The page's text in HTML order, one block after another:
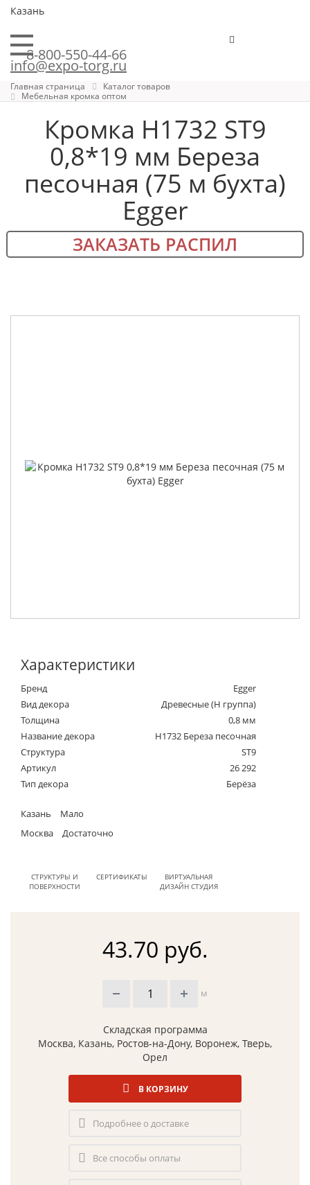
Казань
8-800-550-44-66
info@expo-torg.ru
Главная страница
Каталог товаров
Мебельная кромка оптом
Кромка H1732 ST9
0,8*19 мм Береза
песочная (75 м бухта)
Egger
ЗАКАЗАТЬ РАСПИЛ
Характеристики
Бренд
Egger
Вид декора
Древесные (Н группа)
Толщина
0,8 мм
Название декора
H1732 Береза песочная
Структура
ST9
Артикул
26 292
Тип декора
Берёза
Казань
Мало
Москва
Достаточно
СТРУКТУРЫ И
ПОВЕРХНОСТИ
СЕРТИФИКАТЫ
ВИРТУАЛЬНАЯ
ДИЗАЙН СТУДИЯ
43.70 руб.
м
Складская программа
Москва, Казань, Ростов-на-Дону, Воронеж, Тверь,
Орел
В КОРЗИНУ
Подробнее о доставке
Все способы оплаты